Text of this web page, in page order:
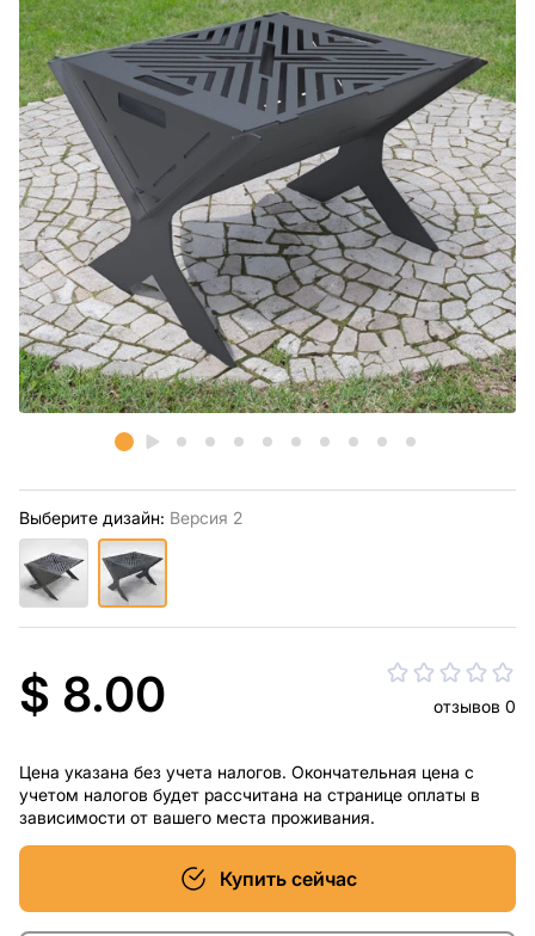
Выберите дизайн: Версия 2
$ 8.00 отзывов 0
Цена указана без учета налогов. Окончательная цена с
учетом налогов будет рассчитана на странице оплаты в
зависимости от вашего места проживания.
Купить сейчас